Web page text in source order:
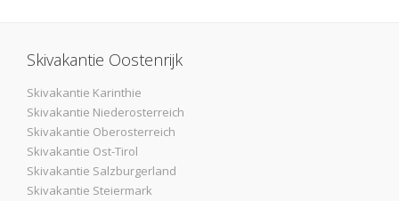
Skivakantie Oostenrijk
Skivakantie Karinthie
Skivakantie Niederosterreich
Skivakantie Oberosterreich
Skivakantie Ost-Tirol
Skivakantie Salzburgerland
Skivakantie Steiermark